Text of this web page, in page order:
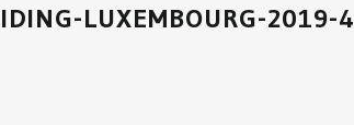
LUXEMBOURG-2019-4